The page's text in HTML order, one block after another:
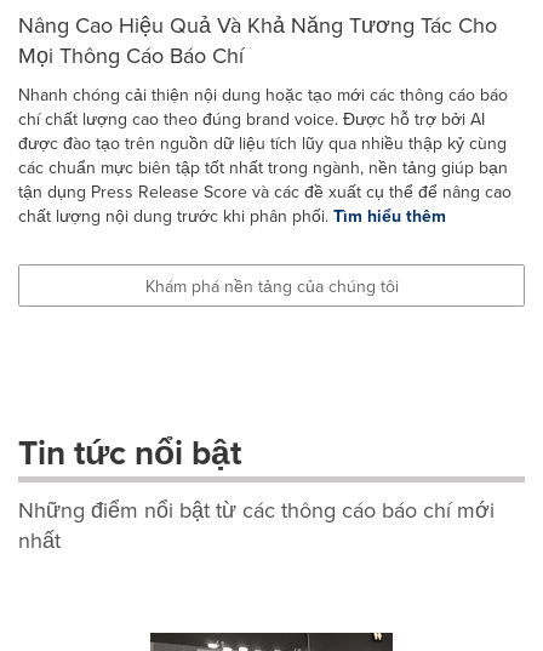
Nâng Cao Hiệu Quả Và Khả Năng Tương Tác Cho
Mọi Thông Cáo Báo Chí
Nhanh chóng cải thiện nội dung hoặc tạo mới các thông cáo báo
chí chất lượng cao theo đúng brand voice. Được hỗ trợ bởi AI
được đào tạo trên nguồn dữ liệu tích lũy qua nhiều thập kỷ cùng
các chuẩn mực biên tập tốt nhất trong ngành, nền tảng giúp bạn
tận dụng Press Release Score và các đề xuất cụ thể để nâng cao
chất lượng nội dung trước khi phân phối. Tìm hiểu thêm
Khám phá nền tảng của chúng tôi
Tin tức nổi bật
Những điểm nổi bật từ các thông cáo báo chí mới
nhất